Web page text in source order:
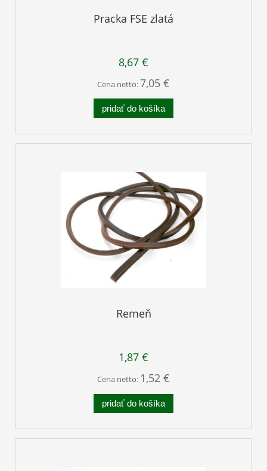
Pracka FSE zlatá
8,67 €
Cena netto:7,05 €
pridať do košíka
Remeň
1,87 €
Cena netto: 1,52 €
pridať do košíka